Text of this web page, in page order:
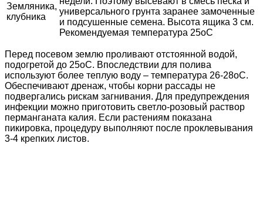
Земляника,
клубника
универсального грунта заранее замоченные
и подсушенные семена. Высота ящика 3 см.
Рекомендуемая температура 25оС
Перед посевом землю проливают отстоянной водой,
подогретой до 25оС. Впоследствии для полива
используют более теплую воду – температура 26-28оС.
Обеспечивают дренаж, чтобы корни рассады не
подвергались рискам загнивания. Для предупреждения
инфекции можно приготовить светло-розовый раствор
перманганата калия. Если растениям показана
пикировка, процедуру выполняют после проклевывания
3-4 крепких листов.